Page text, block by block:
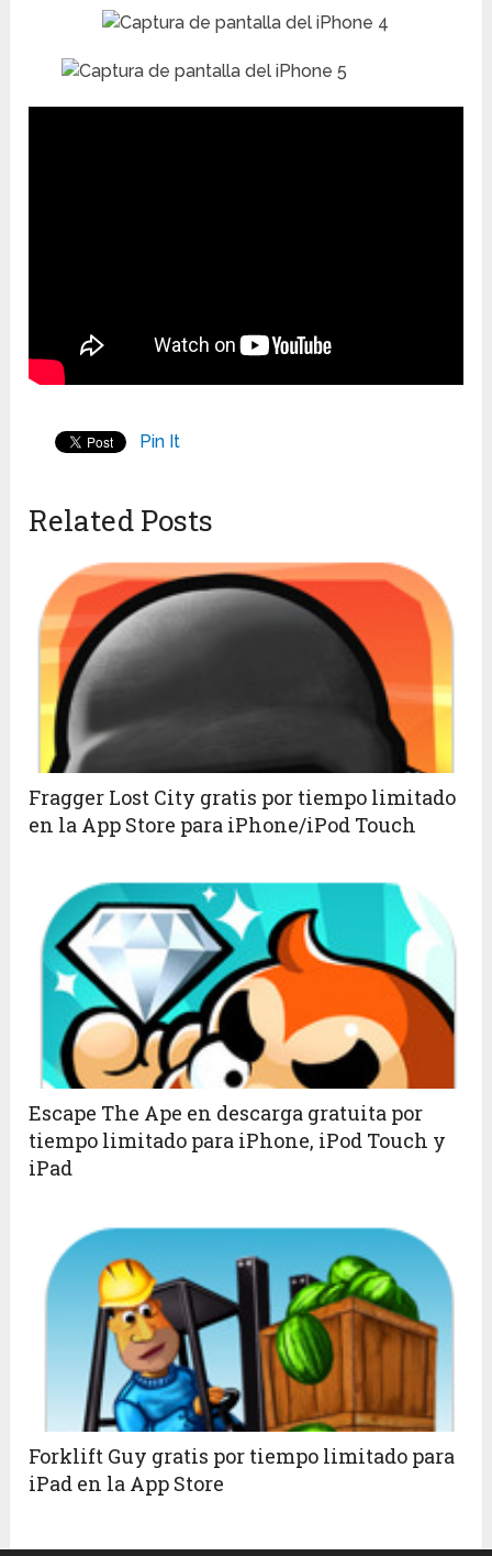
Pin It
Related Posts
Fragger Lost City gratis por tiempo limitado
en la App Store para iPhone/iPod Touch
Escape The Ape en descarga gratuita por
tiempo limitado para iPhone, iPod Touch y
iPad
Forklift Guy gratis por tiempo limitado para
iPad en la App Store